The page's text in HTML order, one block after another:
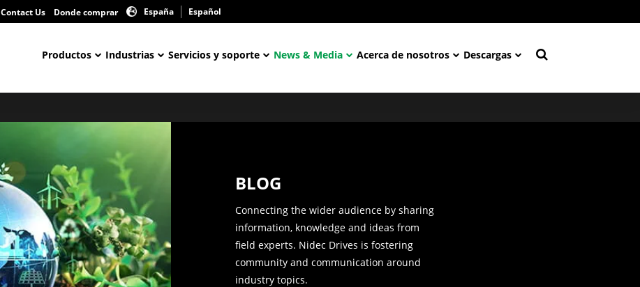
Contact Us Donde comprar España Español
Productos Industrias Servicios y soporte News & Media Acerca de nosotros Descargas
BLOG
Connecting the wider audience by sharing
information, knowledge and ideas from
field experts. Nidec Drives is fostering
community and communication around
industry topics.